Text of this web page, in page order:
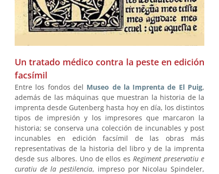
Un tratado médico contra la peste en edición
facsímil
Entre los fondos del Museo de la Imprenta de El Puig,
además de las máquinas que muestran la historia de la
imprenta desde Gutenberg hasta hoy en día, los distintos
tipos de impresión y los impresores que marcaron la
historia; se conserva una colección de incunables y post
incunables en edición facsímil de las obras más
representativas de la historia del libro y de la imprenta
desde sus albores. Uno de ellos esRegiment preservatiu e
curatiu de la pestilencia, impreso por Nicolau Spindeler,